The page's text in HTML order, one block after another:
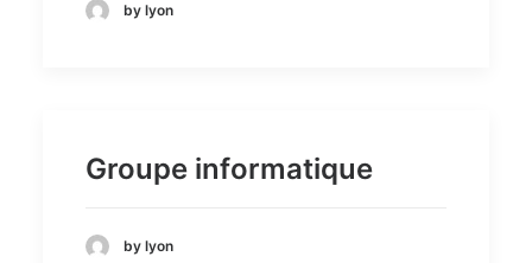
by lyon
Groupe informatique
by lyon